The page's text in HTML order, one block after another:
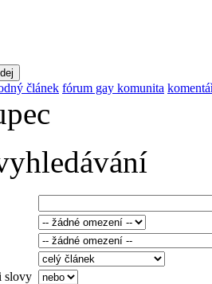
článek fórum gay komunita
slovy